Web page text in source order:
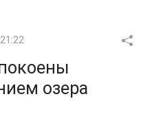
озера